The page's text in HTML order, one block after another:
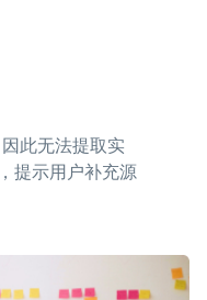
此无法提取实
提示用户补充源